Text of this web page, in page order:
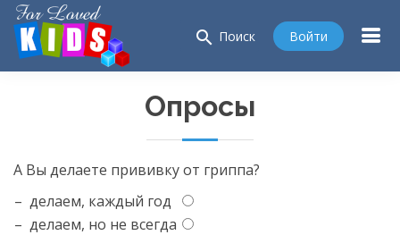
search Поиск Войти
Опросы
А Вы делаете прививку от гриппа?
– делаем, каждый год
– делаем, но не всегда